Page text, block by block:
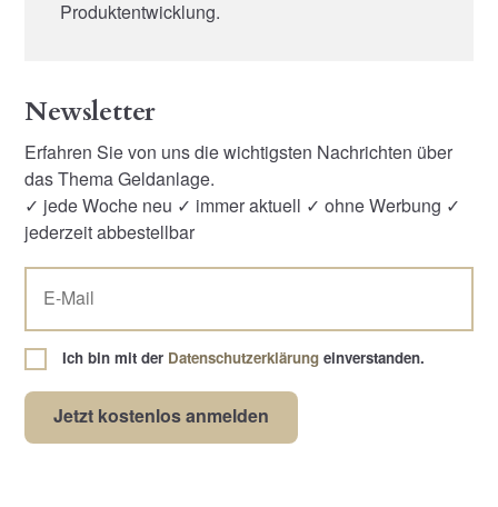
Produktentwicklung.
Newsletter
Erfahren Sie von uns die wichtigsten Nachrichten über
das Thema Geldanlage.
✓ jede Woche neu ✓ immer aktuell ✓ ohne Werbung ✓
jederzeit abbestellbar
Ich bin mit der Datenschutzerklärung einverstanden.